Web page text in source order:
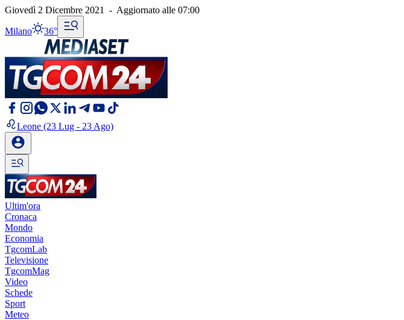
Giovedì 2 Dicembre 2021 - Aggiornato alle 07:00
Milano 36°
Leone (23 Lug - 23 Ago)
Ultim'ora
Cronaca
Mondo
Economia
TgcomLab
Televisione
TgcomMag
Video
Schede
Sport
Meteo